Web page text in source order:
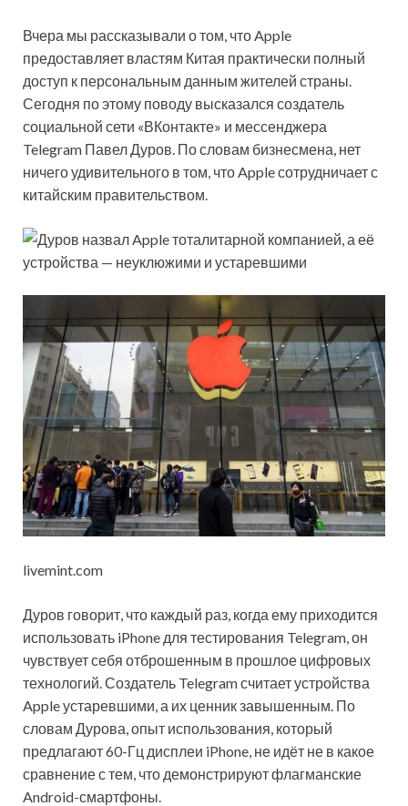
Вчера мы рассказывали о том, что Apple
предоставляет властям Китая практически полный
доступ к персональным данным жителей страны.
Сегодня по этому поводу высказался создатель
социальной сети «ВКонтакте» и мессенджера
Telegram Павел Дуров. По словам бизнесмена, нет
ничего удивительного в том, что Apple сотрудничает с
китайским правительством.
livemint.com
Дуров говорит, что каждый раз, когда ему приходится
использовать iPhone для тестирования Telegram, он
чувствует себя отброшенным в прошлое цифровых
технологий. Создатель Telegram считает устройства
Apple устаревшими, а их ценник завышенным. По
словам Дурова, опыт использования, который
предлагают 60-Гц дисплеи iPhone, не идёт не в какое
сравнение с тем, что демонстрируют флагманские
Android-смартфоны.